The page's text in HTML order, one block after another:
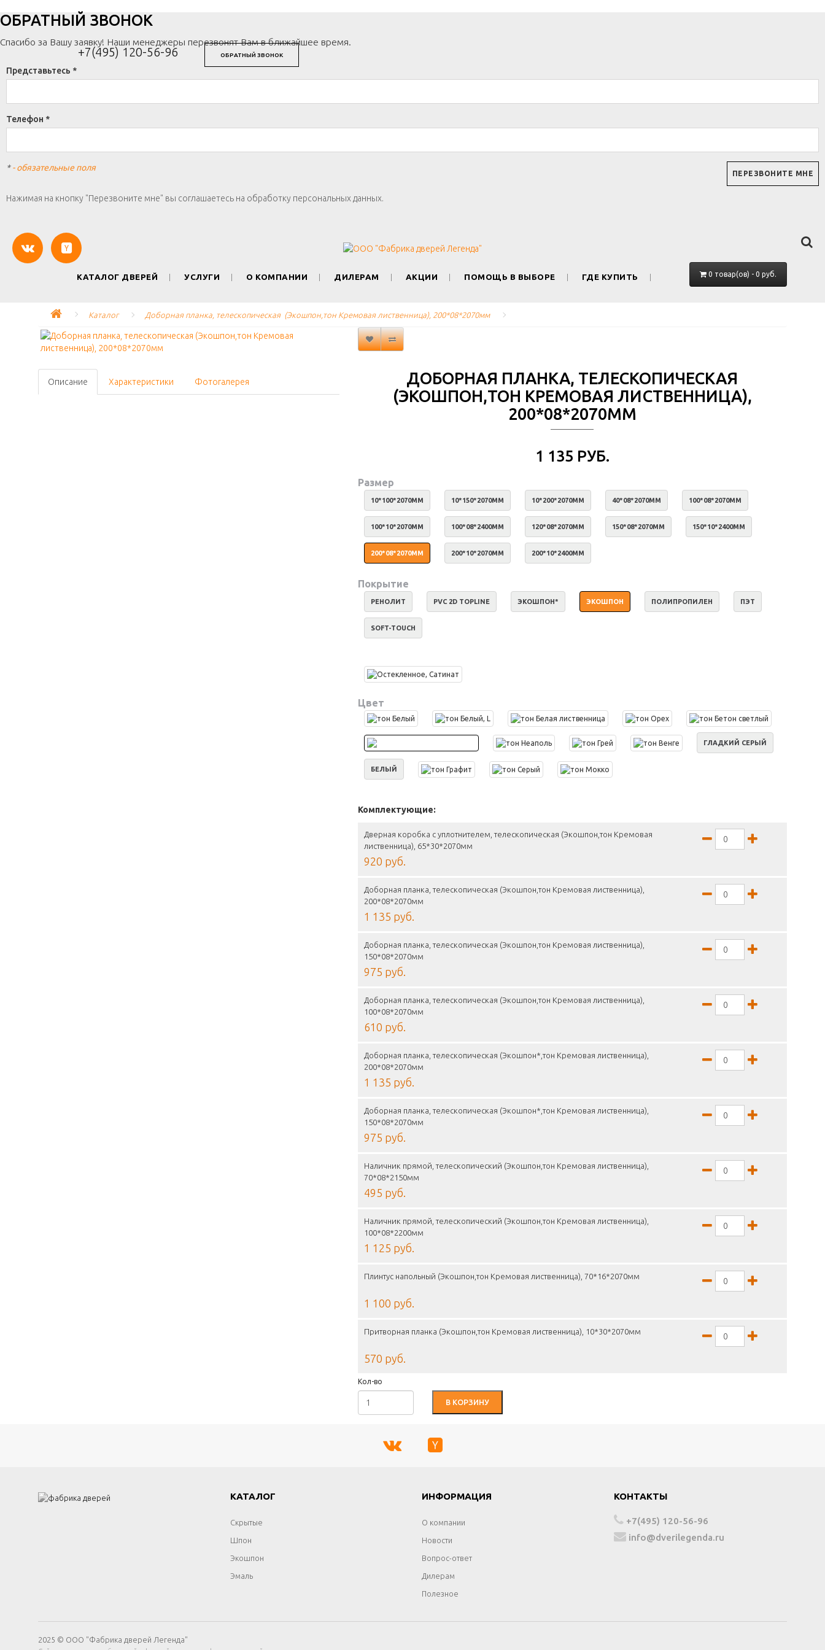
+7(495) 120-56-96 ОБРАТНЫЙ ЗВОНОК
ОБРАТНЫЙ ЗВОНОК
Спасибо за Вашу заявку! Наши менеджеры перезвонят Вам в ближайшее время.
Представьтесь *
Телефон *
*- обязательные поля
Нажимая на кнопку "Перезвоните мне" вы соглашаетесь на обработку персональных данных.
КАТАЛОГ ДВЕРЕЙ УСЛУГИ О КОМПАНИИ ДИЛЕРАМ АКЦИИ ПОМОЩЬ В ВЫБОРЕ ГДЕ КУПИТЬ 0 товар(ов) - 0 руб.
Каталог Доборная планка, телескопическая  (Экошпон,тон Кремовая лиственница), 200*08*2070мм
Описание Характеристики Фотогалерея
ДОБОРНАЯ ПЛАНКА, ТЕЛЕСКОПИЧЕСКАЯ
(ЭКОШПОН,ТОН КРЕМОВАЯ ЛИСТВЕННИЦА),
200*08*2070ММ
1 135 РУБ.
Размер
10*100*2070ММ 10*150*2070ММ 10*200*2070ММ 40*08*2070ММ 100*08*2070ММ
100*10*2070ММ 100*08*2400ММ 120*08*2070ММ 150*08*2070ММ 150*10*2400ММ
200*08*2070ММ 200*10*2070ММ 200*10*2400ММ
Покрытие
РЕНОЛИТ PVC 2D TOPLINE ЭКОШПОН* ЭКОШПОН ПОЛИПРОПИЛЕН ПЭТ
SOFT-TOUCH
Цвет
ГЛАДКИЙ СЕРЫЙ
БЕЛЫЙ
Комплектующие:
Дверная коробка с уплотнителем, телескопическая (Экошпон,тон Кремовая
лиственница), 65*30*2070мм
920 руб.
Доборная планка, телескопическая (Экошпон,тон Кремовая лиственница),
200*08*2070мм
1 135 руб.
Доборная планка, телескопическая (Экошпон,тон Кремовая лиственница),
150*08*2070мм
975 руб.
Доборная планка, телескопическая (Экошпон,тон Кремовая лиственница),
100*08*2070мм
610 руб.
Доборная планка, телескопическая (Экошпон*,тон Кремовая лиственница),
200*08*2070мм
1 135 руб.
Доборная планка, телескопическая (Экошпон*,тон Кремовая лиственница),
150*08*2070мм
975 руб.
Наличник прямой, телескопический (Экошпон,тон Кремовая лиственница),
70*08*2150мм
495 руб.
Наличник прямой, телескопический (Экошпон,тон Кремовая лиственница),
100*08*2200мм
1 125 руб.
Плинтус напольный (Экошпон,тон Кремовая лиственница), 70*16*2070мм
1 100 руб.
Притворная планка (Экошпон,тон Кремовая лиственница), 10*30*2070мм
570 руб.
Кол-во
В КОРЗИНУ
КАТАЛОГ
Скрытые
Шпон
Экошпон
Эмаль
ИНФОРМАЦИЯ
О компании
Новости
Вопрос-ответ
Дилерам
Полезное
КОНТАКТЫ
+7(495) 120-56-96
info@dverilegenda.ru
2025 © ООО "Фабрика дверей Легенда"